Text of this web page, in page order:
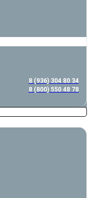
8 (936) 304 80 34
8 (800) 550 48 78